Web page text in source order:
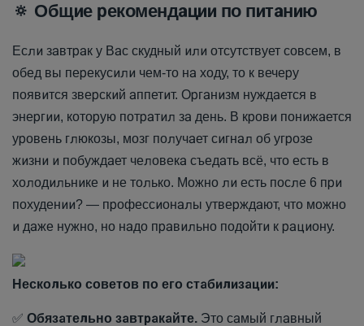
🔅 Общие рекомендации по питанию
Если завтрак у Вас скудный или отсутствует совсем, в
обед вы перекусили чем-то на ходу, то к вечеру
появится зверский аппетит. Организм нуждается в
энергии, которую потратил за день. В крови понижается
уровень глюкозы, мозг получает сигнал об угрозе
жизни и побуждает человека съедать всё, что есть в
холодильнике и не только. Можно ли есть после 6 при
похудении? — профессионалы утверждают, что можно
и даже нужно, но надо правильно подойти к рациону.
Несколько советов по его стабилизации:
✅ Обязательно завтракайте. Это самый главный